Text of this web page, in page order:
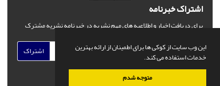
این وب سایت از کوکی ها برای اطمینان از ارائه بهترین
خدمات استفاده می کند.
متوجه شدم
اشتراک خبرنامه
برای دریافت اخبار و اطلاعیه های مهم نشریه در خبرنامه نشریه مشترک
اشتراک